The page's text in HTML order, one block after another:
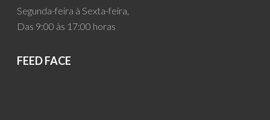
Segunda-feira à Sexta-feira,
Das 9:00 às 17:00 horas
FEED FACE